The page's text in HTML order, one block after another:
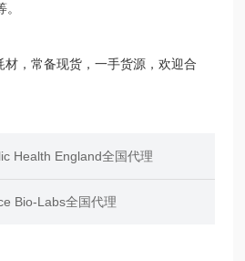
材，常备现货，一手货源，欢迎合
Health England全国代理
Bio-Labs全国代理